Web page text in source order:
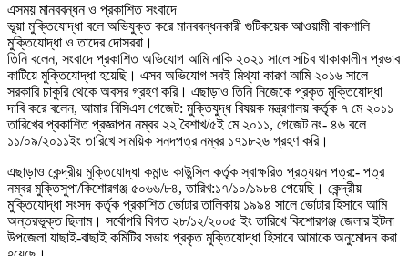
এসময় মানববন্ধন ও প্রকাশিত সংবাদে
ভূয়া মুক্তিযোদ্ধা বলে অভিযুক্ত করে মানববন্ধনকারী গুটিকয়েক আওয়ামী বাকশালি
মুক্তিযোদ্ধা ও তাদের দোসররা।
তিনি বলেন, সংবাদে প্রকাশিত অভিযোগ আমি নাকি ২০২১ সালে সচিব থাকাকালীন প্রভাব
কাটিয়ে মুক্তিযোদ্ধা হয়েছি। এসব অভিযোগ সবই মিথ্যা কারণ আমি ২০১৬ সালে
সরকারি চাকুরি থেকে অবসর গ্রহণ করি। এছাড়াও তিনি নিজেকে প্রকৃত মুক্তিযোদ্ধা
দাবি করে বলেন, আমার বিসিএস গেজেট: মুক্তিযুদ্ধ বিষয়ক মন্ত্রণালয় কর্তৃক ৭ মে ২০১১
তারিখের প্রকাশিত প্রজ্ঞাপন নম্বর ২২ বৈশাখ/৫ই মে ২০১১, গেজেট নং- ৪৬ বলে
১১/০৯/২০১১ইং তারিখে সাময়িক সনদপত্র নম্বর ১৭১৮২৬ গ্রহণ করি।
এছাড়াও কেন্দ্রীয় মুক্তিযোদ্ধা কমান্ড কাউন্সিল কর্তৃক স্বাক্ষরিত প্রত্যয়ন পত্র:- পত্র
নম্বর মুক্তিসুপা/কিশোরগঞ্জ ৫০৬৬/৮৪, তারিখ:১৭/১০/১৯৮৪ পেয়েছি। কেন্দ্রীয়
মুক্তিযোদ্ধা সংসদ কর্তৃক প্রকাশিত ভোটার তালিকায় ১৯৯৪ সালে ভোটার হিসাবে আমি
অন্তরভূক্ত ছিলাম। সর্বোপরি বিগত ২৮/১২/২০০৫ ইং তারিখে কিশোরগঞ্জ জেলার ইটনা
উপজেলা যাছাই-বাছাই কমিটির সভায় প্রকৃত মুক্তিযোদ্ধা হিসাবে আমাকে অনুমোদন করা